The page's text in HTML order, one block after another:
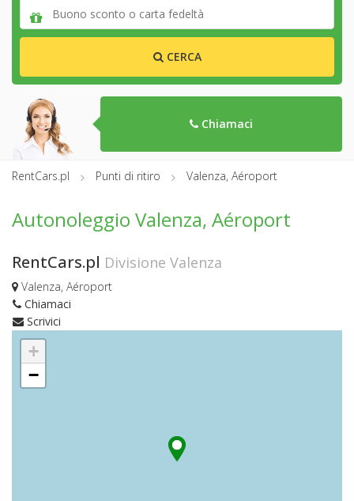
CERCA
Chiamaci
RentCars.pl Punti di ritiro Valenza, Aéroport
Autonoleggio Valenza, Aéroport
RentCars.pl Divisione Valenza
Valenza, Aéroport
Chiamaci
Scrivici
+
−